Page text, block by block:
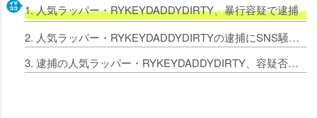
1. 人気ラッパー・RYKEYDADDYDIRTY、暴行容疑で逮捕
2. 人気ラッパー・RYKEYDADDYDIRTYの逮捕にSNS騒然「本当ですか？」「団長逮捕マジか、ショックや」 女性に暴行容疑
3. 逮捕の人気ラッパー・RYKEYDADDYDIRTY、容疑否認「覚えていない」 逮捕状示される様子をライブ配信していた